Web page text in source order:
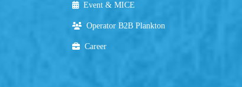
Event & MICE
Operator B2B Plankton
Career